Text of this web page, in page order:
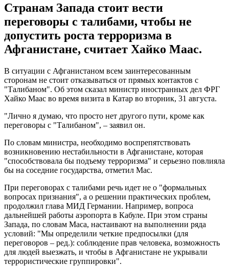
Странам Запада стоит вести
переговоры с талибами, чтобы не
допустить роста терроризма в
Афганистане, считает Хайко Маас.
В ситуации с Афганистаном всем заинтересованным
сторонам не стоит отказываться от прямых контактов с
"Талибаном". Об этом сказал министр иностранных дел ФРГ
Хайко Маас во время визита в Катар во вторник, 31 августа.
"Лично я думаю, что просто нет другого пути, кроме как
переговоры с "Талибаном", – заявил он.
По словам министра, необходимо воспрепятствовать
возникновению нестабильности в Афганистане, которая
"способствовала бы подъему терроризма" и серьезно повлияла
бы на соседние государства, отметил Мас.
При переговорах с талибами речь идет не о "формальных
вопросах признания", а о решении практических проблем,
продолжил глава МИД Германии. Например, вопроса
дальнейшей работы аэропорта в Кабуле. При этом страны
Запада, по словам Маса, настаивают на выполнении ряда
условий: "Мы определили четкие предпосылки (для
переговоров – ред.): соблюдение прав человека, возможность
для людей выезжать, и чтобы в Афганистане не укрывали
террористические группировки".